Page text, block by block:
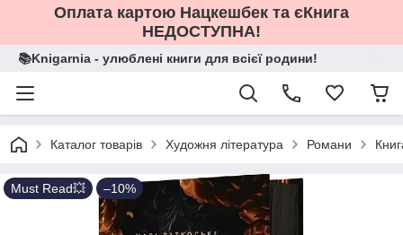
Оплата картою Нацкешбек та єКнига
НЕДОСТУПНА!
📚Knigarnia - улюблені книги для всієї родини!
Каталог товарів Художня література Романи
Must Read💥 –10%